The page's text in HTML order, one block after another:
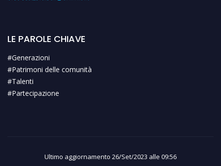
LE PAROLE CHIAVE
#Generazioni
#Patrimoni delle comunità
#Talenti
#Partecipazione
Ultimo aggiornamento 26/Set/2023 alle 09:56